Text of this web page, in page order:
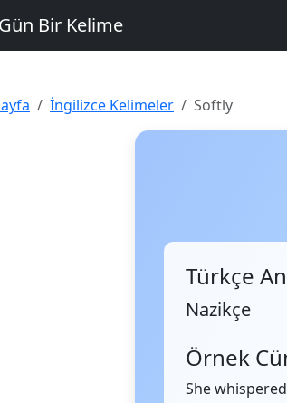
Bir Kelime
İngilizce Kelimeler Softly
Türkçe
Nazikçe
Örnek
She whispered